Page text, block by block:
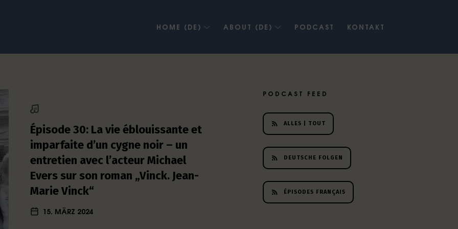
HOME (DE) ABOUT (DE) PODCAST KONTAKT
Épisode 30: La vie éblouissante et
imparfaite d’un cygne noir – un
entretien avec l’acteur Michael
Evers sur son roman „Vinck. Jean-
Marie Vinck“
15. MÄRZ 2024
PODCAST FEED
ALLES | TOUT
DEUTSCHE FOLGEN
ÉPISODES FRANÇAIS